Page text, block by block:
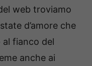
web troviamo
d’amore che
fianco del
anche ai